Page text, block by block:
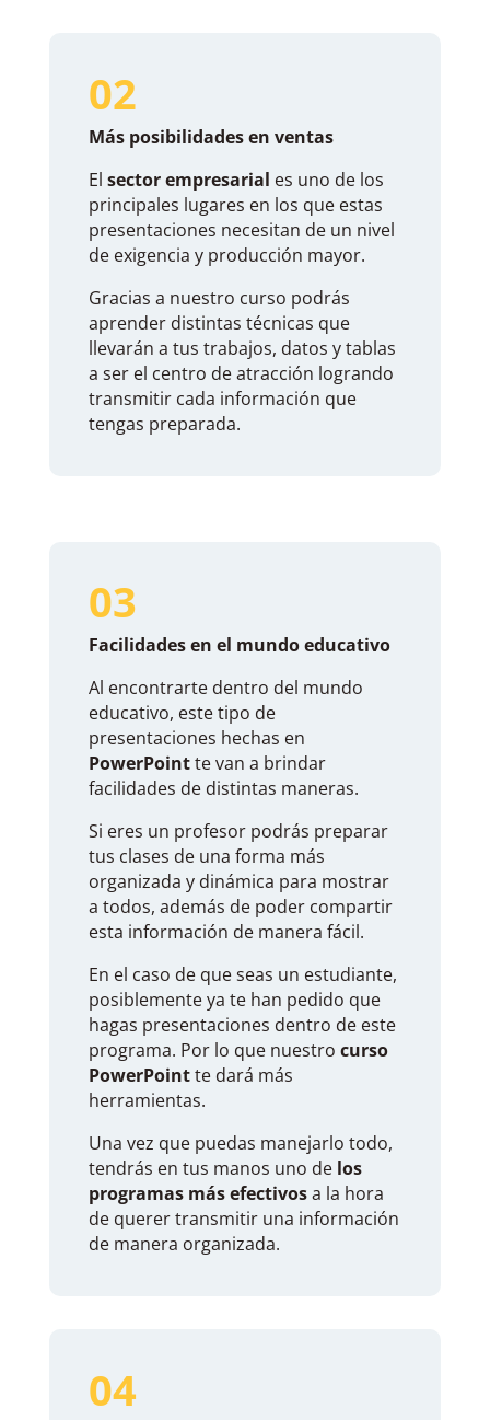
02
Más posibilidades en ventas
El sector empresarial es uno de los
principales lugares en los que estas
presentaciones necesitan de un nivel
de exigencia y producción mayor.
Gracias a nuestro curso podrás
aprender distintas técnicas que
llevarán a tus trabajos, datos y tablas
a ser el centro de atracción logrando
transmitir cada información que
tengas preparada.
03
Facilidades en el mundo educativo
Al encontrarte dentro del mundo
educativo, este tipo de
presentaciones hechas en
PowerPointte van a brindar
facilidades de distintas maneras.
Si eres un profesor podrás preparar
tus clases de una forma más
organizada y dinámica para mostrar
a todos, además de poder compartir
esta información de manera fácil.
En el caso de que seas un estudiante,
posiblemente ya te han pedido que
hagas presentaciones dentro de este
programa. Por lo que nuestro curso
PowerPointte dará más
herramientas.
Una vez que puedas manejarlo todo,
tendrás en tus manos uno de los
programas más efectivosa la hora
de querer transmitir una información
de manera organizada.
04